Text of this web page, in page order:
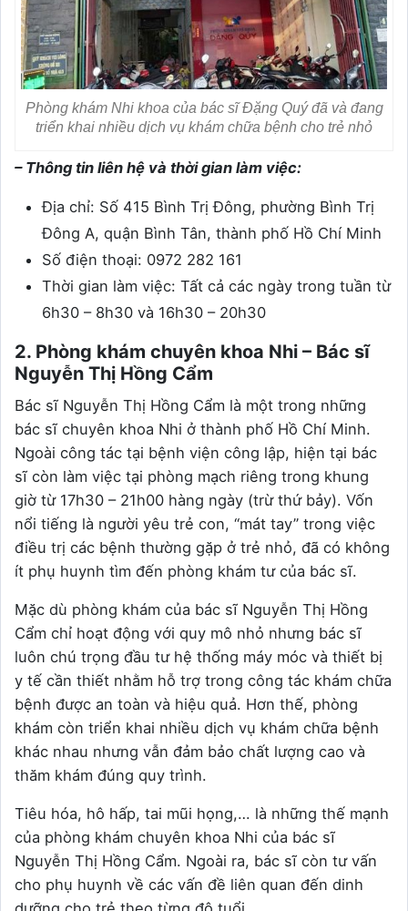
Phòng khám Nhi khoa của bác sĩ Đặng Quý đã và đang
triển khai nhiều dịch vụ khám chữa bệnh cho trẻ nhỏ
– Thông tin liên hệ và thời gian làm việc:
Địa chỉ: Số 415 Bình Trị Đông, phường Bình Trị
Đông A, quận Bình Tân, thành phố Hồ Chí Minh
Số điện thoại: 0972 282 161
Thời gian làm việc: Tất cả các ngày trong tuần từ
6h30 – 8h30 và 16h30 – 20h30
2. Phòng khám chuyên khoa Nhi – Bác sĩ
Nguyễn Thị Hồng Cẩm
Bác sĩ Nguyễn Thị Hồng Cẩm là một trong những
bác sĩ chuyên khoa Nhi ở thành phố Hồ Chí Minh.
Ngoài công tác tại bệnh viện công lập, hiện tại bác
sĩ còn làm việc tại phòng mạch riêng trong khung
giờ từ 17h30 – 21h00 hàng ngày (trừ thứ bảy). Vốn
nổi tiếng là người yêu trẻ con, “mát tay” trong việc
điều trị các bệnh thường gặp ở trẻ nhỏ, đã có không
ít phụ huynh tìm đến phòng khám tư của bác sĩ.
Mặc dù phòng khám của bác sĩ Nguyễn Thị Hồng
Cẩm chỉ hoạt động với quy mô nhỏ nhưng bác sĩ
luôn chú trọng đầu tư hệ thống máy móc và thiết bị
y tế cần thiết nhằm hỗ trợ trong công tác khám chữa
bệnh được an toàn và hiệu quả. Hơn thế, phòng
khám còn triển khai nhiều dịch vụ khám chữa bệnh
khác nhau nhưng vẫn đảm bảo chất lượng cao và
thăm khám đúng quy trình.
Tiêu hóa, hô hấp, tai mũi họng,… là những thế mạnh
của phòng khám chuyên khoa Nhi của bác sĩ
Nguyễn Thị Hồng Cẩm. Ngoài ra, bác sĩ còn tư vấn
cho phụ huynh về các vấn đề liên quan đến dinh